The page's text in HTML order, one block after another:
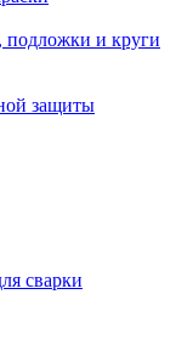
подложки и круги
защиты
сварки